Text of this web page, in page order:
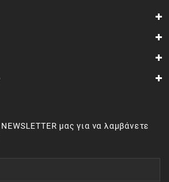
μας για να λαμβάνετε